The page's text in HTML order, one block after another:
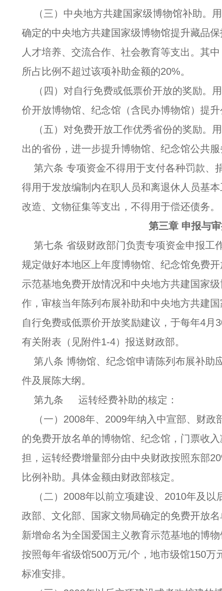
（三）中央地方共建国家级博物馆补助。
确定的中央地方共建国家级博物馆提升藏品
人才培养、交流合作、社会教育等支出。其
所占比例不超过该项补助金额的20%。
（四）对自行免费或低票价开放的奖励。
价开放博物馆、纪念馆（含民办博物馆）提
（五）对免费开放工作优秀省份的奖励。
出的省份，进一步提升博物馆、纪念馆公共
第六条 专项资金不得用于支付各种罚款、
得用于发放编制内在职人员和离退休人员基
改造、文物征集等支出，不得用于偿还债务。
第三章 申报与
第七条 省级财政部门负责专项资金申报工
规定做好本地区上年度博物馆、纪念馆免费
示范基地免费开放情况和中央地方共建国家
作，审核当年陈列布展补助和中央地方共建
自行免费或低票价开放奖励建议，于每年4月
有关附表（见附件1-4）报送财政部。
第八条 博物馆、纪念馆申请陈列布展补助
件及展陈大纲。
第九条 运转经费补助的核定：
（一）2008年、2009年纳入中宣部、财
的免费开放名单的博物馆、纪念馆，门票收
担，运转经费增量部分由中央财政按照东部
比例补助。具体金额由财政部核定。
（二）2008年以前立项建设、2010年及
政部、文化部、国家文物局确定的免费开放
新增命名为全国爱国主义教育示范基地的博
按照每年省级馆500万元/个，地市级馆150万
标准安排。